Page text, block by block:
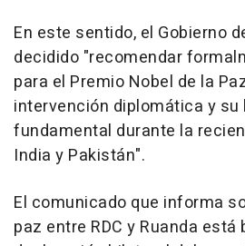
En este sentido, el Gobierno
decidido "recomendar
para el Premio Nobel de la
intervención diplomática y su
fundamental durante la
India y Pakistán".
El comunicado que informa
paz entre RDC y Ruanda está